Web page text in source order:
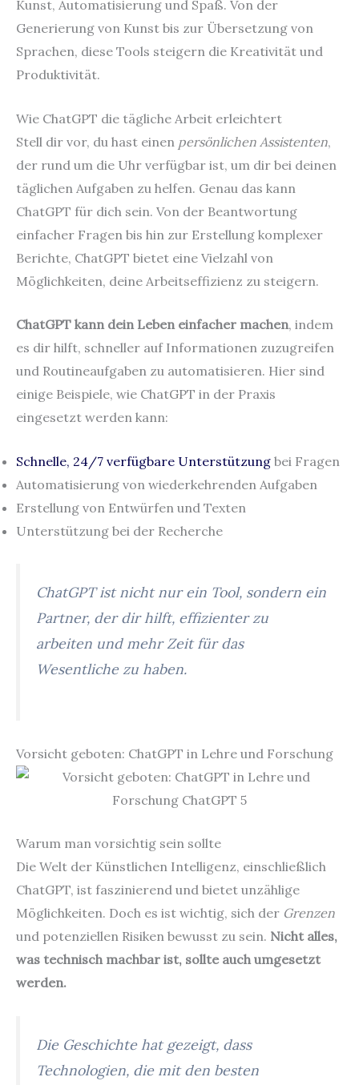
Kunst, Automatisierung und Spaß. Von der
Generierung von Kunst bis zur Übersetzung von
Sprachen, diese Tools steigern die Kreativität und
Produktivität.
Wie ChatGPT die tägliche Arbeit erleichtert
Stell dir vor, du hast einen persönlichen Assistenten,
der rund um die Uhr verfügbar ist, um dir bei deinen
täglichen Aufgaben zu helfen. Genau das kann
ChatGPT für dich sein. Von der Beantwortung
einfacher Fragen bis hin zur Erstellung komplexer
Berichte, ChatGPT bietet eine Vielzahl von
Möglichkeiten, deine Arbeitseffizienz zu steigern.
ChatGPT kann dein Leben einfacher machen, indem
es dir hilft, schneller auf Informationen zuzugreifen
und Routineaufgaben zu automatisieren. Hier sind
einige Beispiele, wie ChatGPT in der Praxis
eingesetzt werden kann:
Schnelle, 24/7 verfügbare Unterstützung bei Fragen
Automatisierung von wiederkehrenden Aufgaben
Erstellung von Entwürfen und Texten
Unterstützung bei der Recherche
ChatGPT ist nicht nur ein Tool, sondern ein
Partner, der dir hilft, effizienter zu
arbeiten und mehr Zeit für das
Wesentliche zu haben.
Vorsicht geboten: ChatGPT in Lehre und Forschung
Warum man vorsichtig sein sollte
Die Welt der Künstlichen Intelligenz, einschließlich
ChatGPT, ist faszinierend und bietet unzählige
Möglichkeiten. Doch es ist wichtig, sich der Grenzen
und potenziellen Risiken bewusst zu sein. Nicht alles,
was technisch machbar ist, sollte auch umgesetzt
werden.
Die Geschichte hat gezeigt, dass
Technologien, die mit den besten